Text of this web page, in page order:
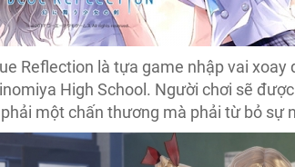
Reflection là tựa game nhập vai
High School. Người chơi sẽ
một chấn thương mà phải từ bỏ sự